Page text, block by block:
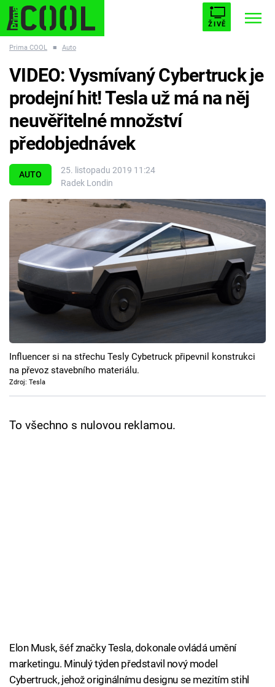
ŽIVĚ
ESCAPE PLNEJ KOTEL AVENGERS 5
Témata
Filmy
Seriály
Hry
Cool Esport
Pořady
TV Program
Sledujte prima+
Prima COOL ■ Auto
AUTO
25. listopadu 2019 11:24
Radek Londin
VIDEO: Vysmívaný Cybertruck je
prodejní hit! Tesla už má na něj
neuvěřitelné množství
předobjednávek
Influencer si na střechu Tesly Cybetruck připevnil konstrukci
na převoz stavebního materiálu.
Zdroj: Tesla
To všechno s nulovou reklamou.
Elon Musk, šéf značky Tesla, dokonale ovládá umění
marketingu. Minulý týden představil nový model
Cybertruck, jehož originálnímu designu se mezitím stihl